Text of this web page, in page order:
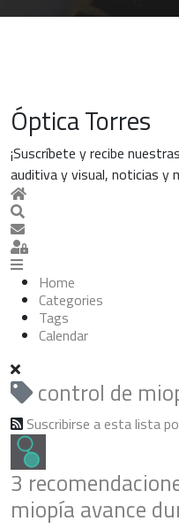
Óptica Torres
¡Suscríbete y recibe
auditiva y visual, noticias y
Home
Search
Suscribirse a las
Sign In
Home
Categories
Tags
Calendar
control de
Suscribirse a esta lista
3
miopía avance